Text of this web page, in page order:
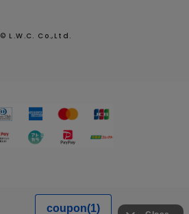
© L.W.C. Co.,Ltd.